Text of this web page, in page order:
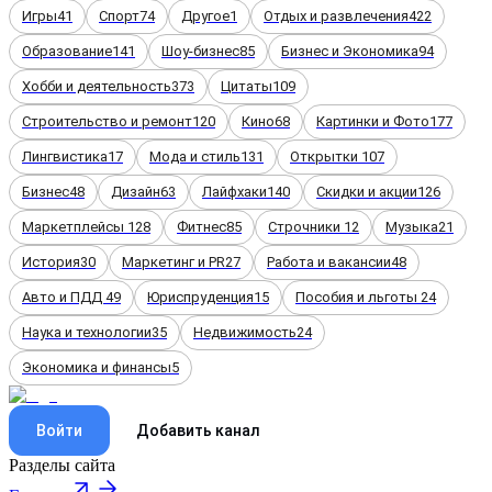
Игры41 Спорт74 Другое1 Отдых и развлечения422
Образование141 Шоу-бизнес85 Бизнес и Экономика94
Хобби и деятельность373 Цитаты109
Строительство и ремонт120 Кино68 Картинки и Фото177
Лингвистика17 Мода и стиль131 Открытки 107
Бизнес48 Дизайн63 Лайфхаки140 Скидки и акции126
Маркетплейсы 128 Фитнес85 Строчники 12 Музыка21
История30 Маркетинг и PR27 Работа и вакансии48
Авто и ПДД 49 Юриспруденция15 Пособия и льготы 24
Наука и технологии35 Недвижимость24
Экономика и финансы5
Войти Добавить канал
Разделы сайта